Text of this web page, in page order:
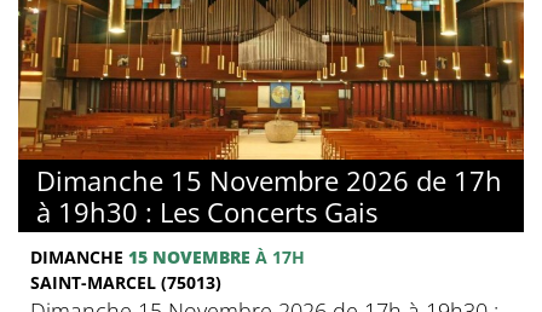
Dimanche 15 Novembre 2026 de 17h
à 19h30 : Les Concerts Gais
DIMANCHE 15 NOVEMBRE À 17H
SAINT-MARCEL (75013)